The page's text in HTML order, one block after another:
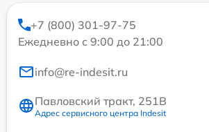
+7 (800) 301-97-75
Ежедневно с 9:00 до 21:00
info@re-indesit.ru
Павловский тракт, 251В
Адрес сервисного центра Indesit